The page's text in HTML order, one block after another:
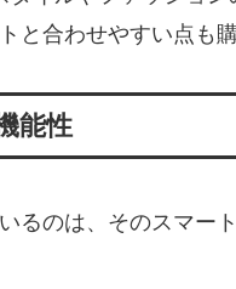
と合わせやすい点も
能性
るのは、そのスマー